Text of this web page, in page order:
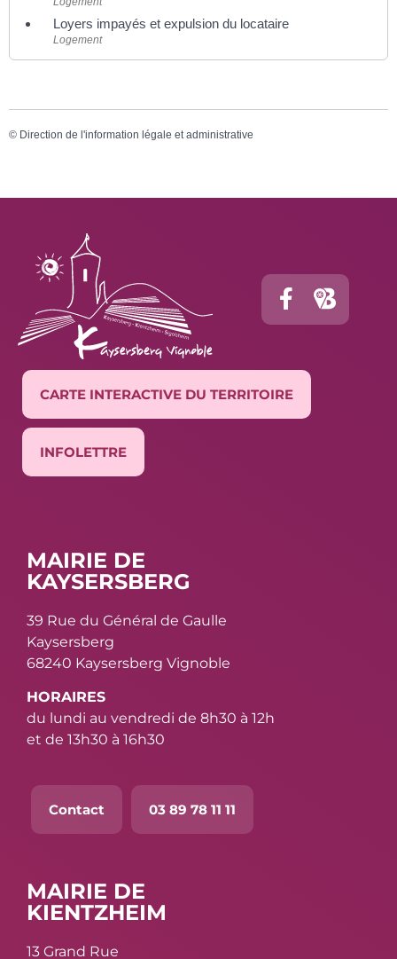
Loyers impayés et expulsion du locataire
Logement
© Direction de l'information légale et administrative
CARTE INTERACTIVE DU TERRITOIRE
INFOLETTRE
MAIRIE DE
KAYSERSBERG
39 Rue du Général de Gaulle
Kaysersberg
68240 Kaysersberg Vignoble
HORAIRES
du lundi au vendredi de 8h30 à 12h
et de 13h30 à 16h30
Contact 03 89 78 11 11
MAIRIE DE
KIENTZHEIM
13 Grand Rue